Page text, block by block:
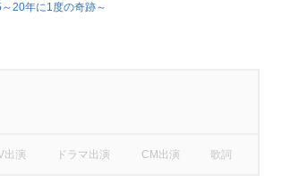
20年に1度の奇跡～
出演 ドラマ出演 CM出演 歌詞